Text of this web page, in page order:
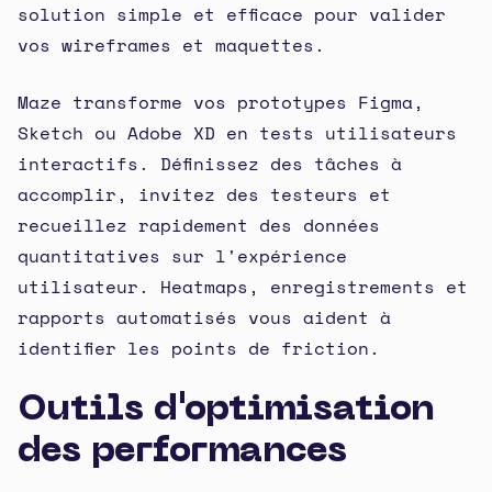
solution simple et efficace pour valider
vos wireframes et maquettes.
Maze transforme vos prototypes Figma,
Sketch ou Adobe XD en tests utilisateurs
interactifs. Définissez des tâches à
accomplir, invitez des testeurs et
recueillez rapidement des données
quantitatives sur l'expérience
utilisateur. Heatmaps, enregistrements et
rapports automatisés vous aident à
identifier les points de friction.
Outils d'optimisation
des performances